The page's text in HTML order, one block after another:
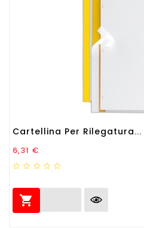
Cartellina Per Rilegatura...
Prezzo
6,31 €
